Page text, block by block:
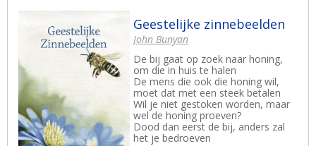
Geestelijke zinnebeelden
John Bunyan
De bij gaat op zoek naar honing,
om die in huis te halen
De mens die ook die honing wil,
moet dat met een steek betalen
Wil je niet gestoken worden, maar
wel de honing proeven?
Dood dan eerst de bij, anders zal
het je bedroeven